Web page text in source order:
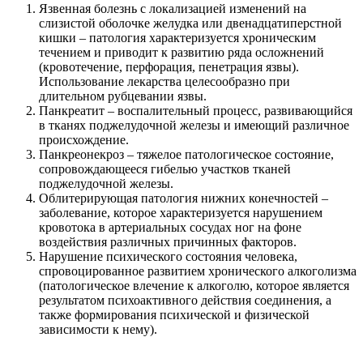
Язвенная болезнь с локализацией изменений на
слизистой оболочке желудка или двенадцатиперстной
кишки – патология характеризуется хроническим
течением и приводит к развитию ряда осложнений
(кровотечение, перфорация, пенетрация язвы).
Использование лекарства целесообразно при
длительном рубцевании язвы.
Панкреатит – воспалительный процесс, развивающийся
в тканях поджелудочной железы и имеющий различное
происхождение.
Панкреонекроз – тяжелое патологическое состояние,
сопровождающееся гибелью участков тканей
поджелудочной железы.
Облитерирующая патология нижних конечностей –
заболевание, которое характеризуется нарушением
кровотока в артериальных сосудах ног на фоне
воздействия различных причинных факторов.
Нарушение психического состояния человека,
спровоцированное развитием хронического алкоголизма
(патологическое влечение к алкоголю, которое является
результатом психоактивного действия соединения, а
также формирования психической и физической
зависимости к нему).